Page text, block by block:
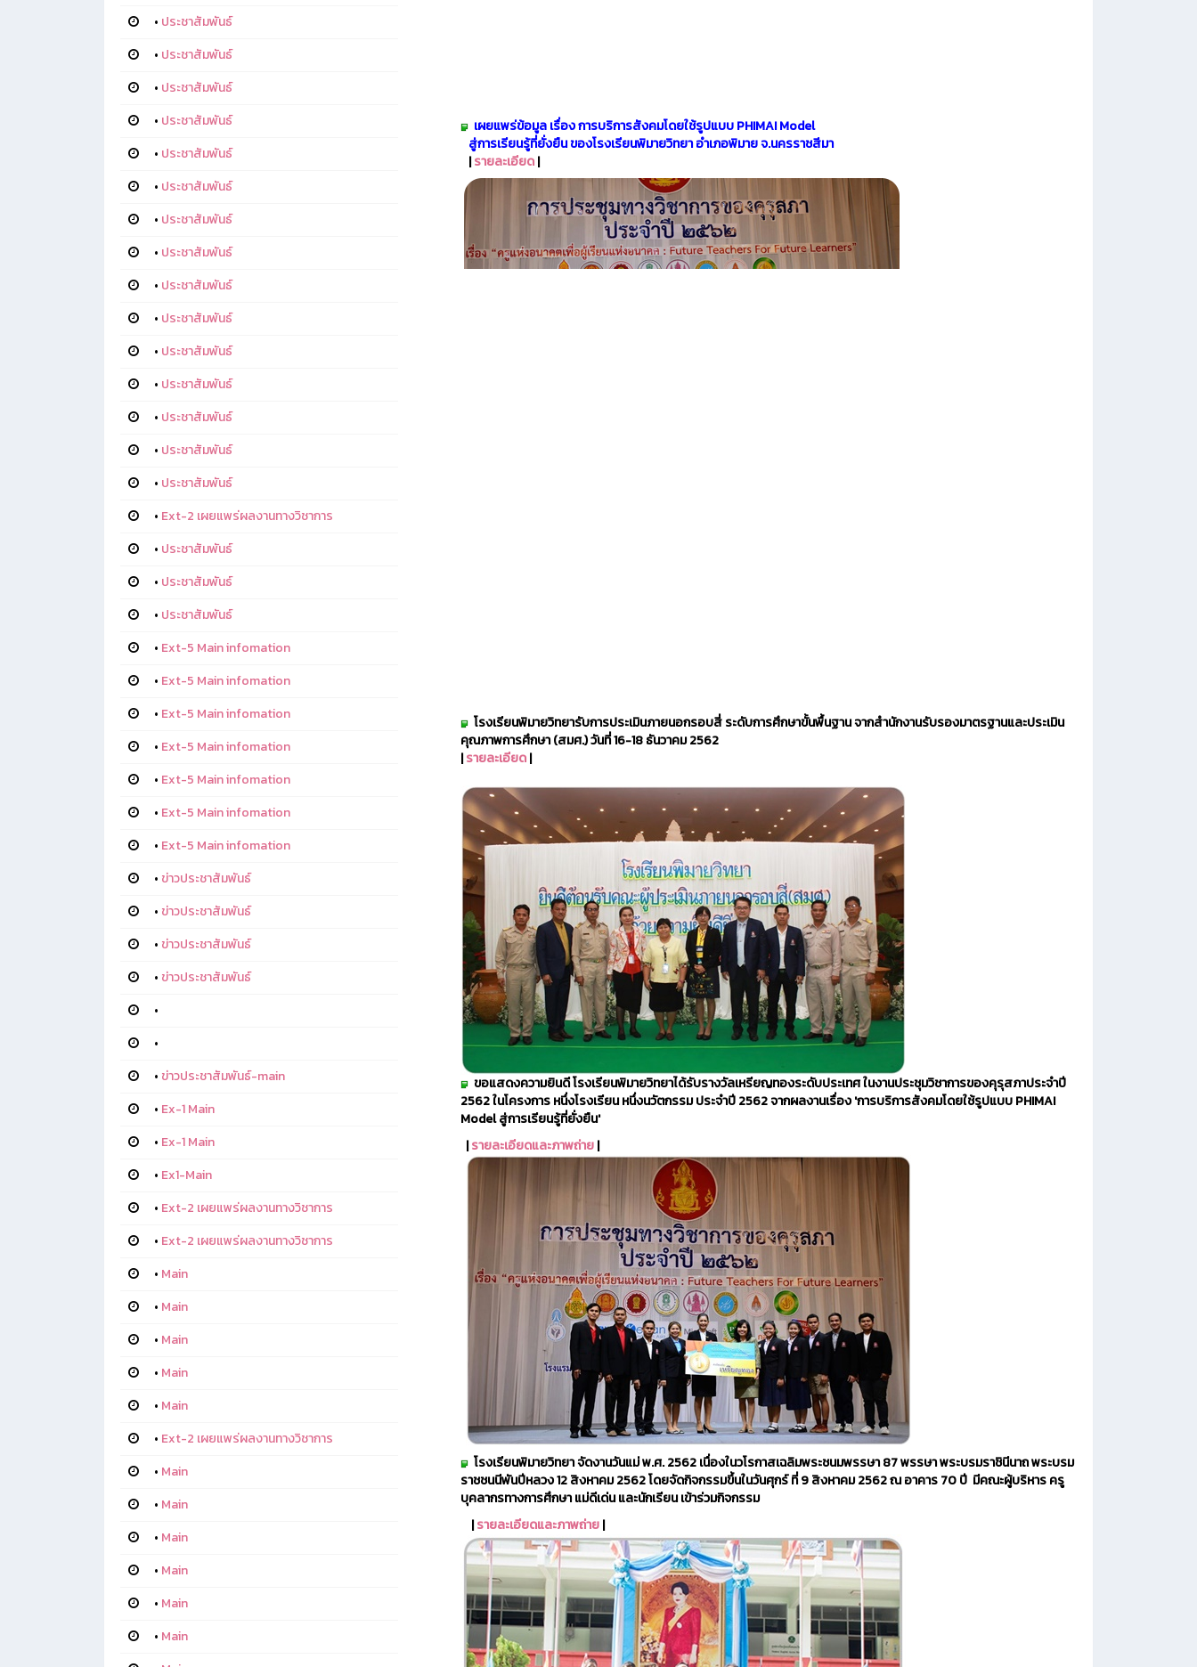
• ประชาสัมพันธ์
• ประชาสัมพันธ์
• ประชาสัมพันธ์
• ประชาสัมพันธ์
• ประชาสัมพันธ์
• ประชาสัมพันธ์
• ประชาสัมพันธ์
• ประชาสัมพันธ์
• ประชาสัมพันธ์
• ประชาสัมพันธ์
• ประชาสัมพันธ์
• ประชาสัมพันธ์
• ประชาสัมพันธ์
• ประชาสัมพันธ์
• ประชาสัมพันธ์
• Ext-2 เผยแพร่ผลงานทางวิชาการ
• ประชาสัมพันธ์
• ประชาสัมพันธ์
• ประชาสัมพันธ์
• Ext-5 Main infomation
• Ext-5 Main infomation
• Ext-5 Main infomation
• Ext-5 Main infomation
• Ext-5 Main infomation
• Ext-5 Main infomation
• Ext-5 Main infomation
• ข่าวประชาสัมพันธ์
• ข่าวประชาสัมพันธ์
• ข่าวประชาสัมพันธ์
• ข่าวประชาสัมพันธ์
•
•
• ข่าวประชาสัมพันธ์-main
• Ex-1 Main
• Ex-1 Main
• Ex1-Main
• Ext-2 เผยแพร่ผลงานทางวิชาการ
• Ext-2 เผยแพร่ผลงานทางวิชาการ
• Main
• Main
• Main
• Main
• Main
• Ext-2 เผยแพร่ผลงานทางวิชาการ
• Main
• Main
• Main
• Main
• Main
• Main
เผยแพร่ข้อมูล เรื่อง การบริการสังคมโดยใช้รูปแบบ PHIMAI Model
สู่การเรียนรู้ที่ยั่งยืน ของโรงเรียนพิมายวิทยา อำเภอพิมาย จ.นครราชสีมา
|รายละเอียด|
โรงเรียนพิมายวิทยารับการประเมินภายนอกรอบสี่ ระดับการศึกษาขั้นพื้นฐาน จากสำนักงานรับรองมาตรฐานและประเมิน
คุณภาพการศึกษา (สมศ.) วันที่ 16-18 ธันวาคม 2562
|รายละเอียด|
ขอแสดงความยินดี โรงเรียนพิมายวิทยาได้รับรางวัลเหรียญทองระดับประเทศ ในงานประชุมวิชาการของคุรุสภาประจำปี
2562 ในโครงการ หนึ่งโรงเรียน หนึ่งนวัตกรรม ประจำปี 2562 จากผลงานเรื่อง 'การบริการสังคมโดยใช้รูปแบบ PHIMAI
Model สู่การเรียนรู้ที่ยั่งยืน'
|รายละเอียดและภาพถ่าย|​​
โรงเรียนพิมายวิทยา จัดงานวันแม่ พ.ศ. 2562 เนื่องในวโรกาสเฉลิมพระชนมพรรษา 87 พรรษา พระบรมราชินีนาถ พระบรม
ราชชนนีพันปีหลวง 12 สิงหาคม 2562 โดยจัดกิจกรรมขึ้นในวันศุกร์ ที่ 9 สิงหาคม 2562 ณ อาคาร 70 ปี มีคณะผู้บริหาร ครู
บุคลากรทางการศึกษา แม่ดีเด่น และนักเรียน เข้าร่วมกิจกรรม
|รายละเอียดและภาพถ่าย|